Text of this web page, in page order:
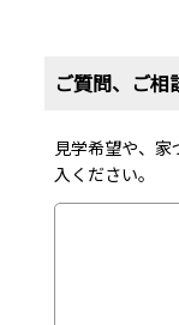
ご質問、ご相
見学希望や、
入ください。